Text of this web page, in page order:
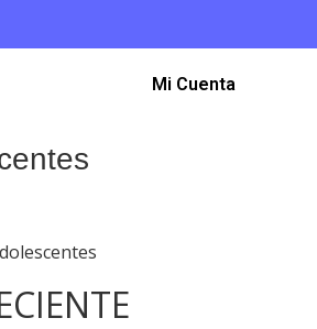
Mi Cuenta